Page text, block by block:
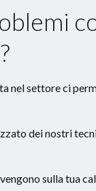
nel settore ci
dei nostri
sulla tua